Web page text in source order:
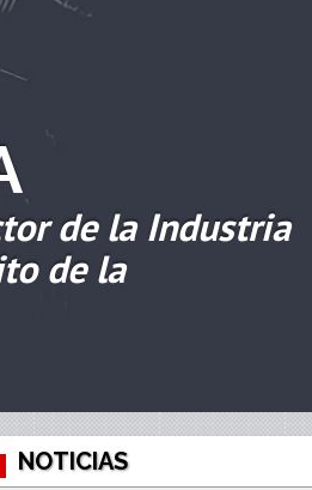
de la Industria
de la
NOTICIAS